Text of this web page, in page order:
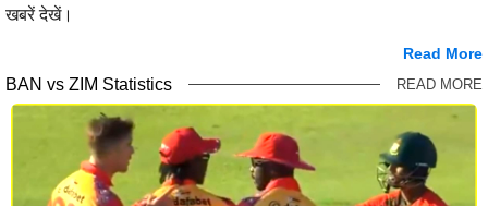
खबरें देखें।
Read More
BAN vs ZIM Statistics READ MORE